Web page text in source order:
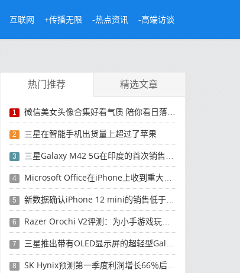
互联网 +传播无限 -热点资讯 -高端访谈
热门推荐 精选文章
1 微信美女头像合集好看气质 陪你看日落的人比日落更浪漫
2 三星在智能手机出货量上超过了苹果
3 三星Galaxy M42 5G在印度的首次销售将于今晚开始
4 Microsoft Office在iPhone上收到重大更新
5 新数据确认iPhone 12 mini的销售低于预期
6 Razer Orochi V2评测：为小手游戏玩家设计的鼠标
7 三星推出带有OLED显示屏的超轻型Galaxy Book Pro和Galaxy Book Pro 360笔记本电脑
8 SK Hynix预测第一季度利润增长66％后，对芯片的需求将增强